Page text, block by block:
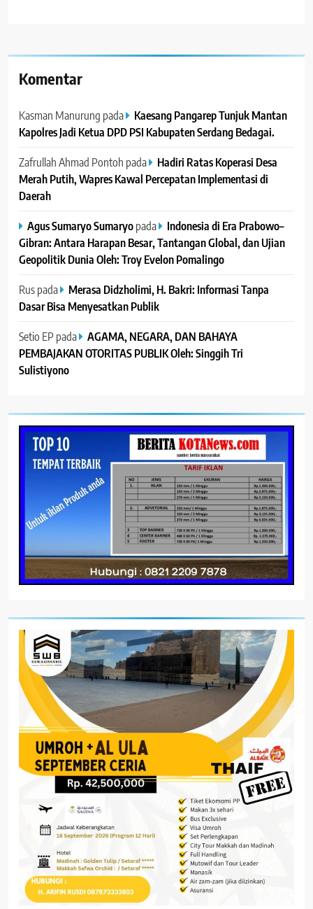
Komentar
Kasman Manurung pada
Kaesang Pangarep Tunjuk Mantan
Kapolres Jadi Ketua DPD PSI Kabupaten Serdang Bedagai. ‎ ‎
Zafrullah Ahmad Pontoh pada
Hadiri Ratas Koperasi Desa
Merah Putih, Wapres Kawal Percepatan Implementasi di
Daerah
Agus Sumaryo Sumaryopada
Indonesia di Era Prabowo–
Gibran: Antara Harapan Besar, Tantangan Global, dan Ujian
Geopolitik Dunia Oleh: Troy Evelon Pomalingo
Ruspada
Merasa Didzholimi, H. Bakri: Informasi Tanpa
Dasar Bisa Menyesatkan Publik
Setio EP pada
AGAMA, NEGARA, DAN BAHAYA
PEMBAJAKAN OTORITAS PUBLIK Oleh: Singgih Tri
Sulistiyono